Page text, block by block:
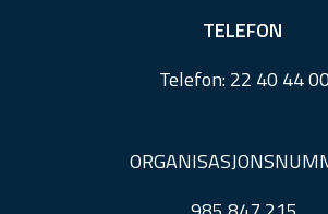
TELEFON
Telefon:22 40 44 00